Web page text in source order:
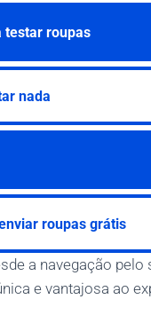
testar roupas
nada
roupas grátis
a navegação pelo
e vantajosa ao